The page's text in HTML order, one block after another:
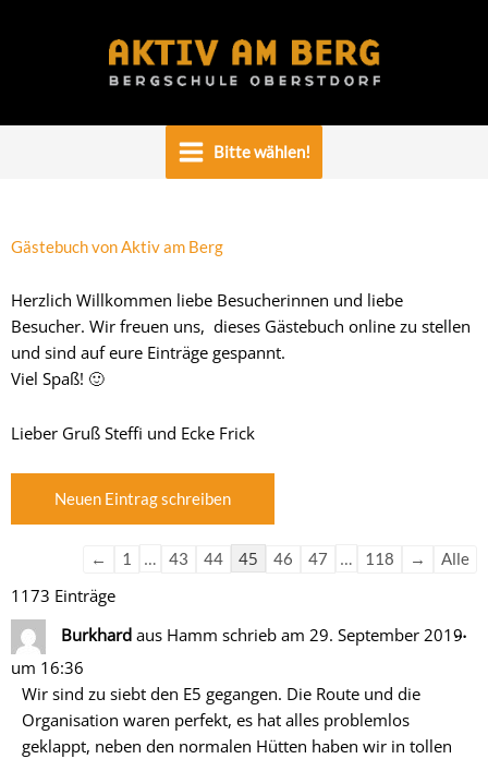
Bitte wählen!
Gästebuch von Aktiv am Berg
Herzlich Willkommen liebe Besucherinnen und liebe
Besucher. Wir freuen uns, dieses Gästebuch online zu stellen
und sind auf eure Einträge gespannt.
Viel Spaß! 🙂
Lieber Gruß Steffi und Ecke Frick
← 1 … 43 44 45 46 47 … 118 → Alle
1173 Einträge
Burkhard aus Hamm schrieb am 29. September 2019
um 16:36
Wir sind zu siebt den E5 gegangen. Die Route und die
Organisation waren perfekt, es hat alles problemlos
geklappt, neben den normalen Hütten haben wir in tollen
…